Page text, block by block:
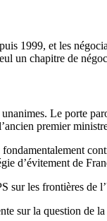
1999, et les
un chapitre de
Le porte
premier
d’évitement de
sur les frontières de
sur la question de